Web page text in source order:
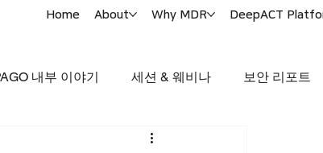
Home About Why MDR DeepACT
내부 이야기 세션 & 웨비나 보안 리포트